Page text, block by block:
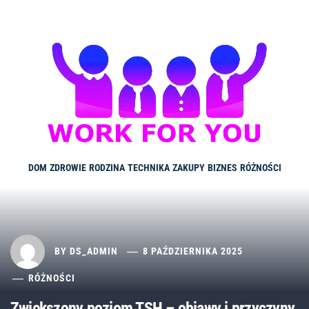
DOM ZDROWIE RODZINA TECHNIKA ZAKUPY BIZNES RÓŻNOŚCI
BY DS_ADMIN 8 PAŹDZIERNIKA 2025
RÓŻNOŚCI